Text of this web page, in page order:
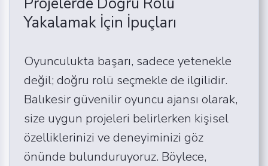
Yakalamak İçin İpuçları
Oyunculukta başarı, sadece yetenekle
değil; doğru rolü seçmekle de ilgilidir.
Balıkesir güvenilir oyuncu ajansı olarak,
size uygun projeleri belirlerken kişisel
özelliklerinizi ve deneyiminizi göz
önünde bulunduruyoruz. Böylece,